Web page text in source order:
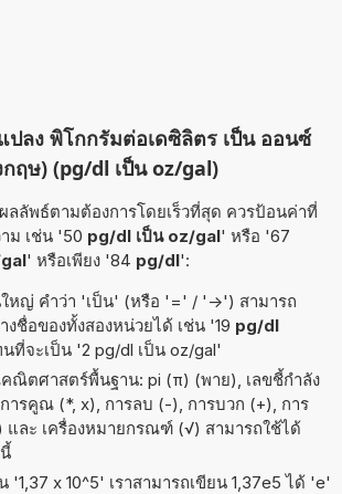
ปลง พิโกกรัมต่อเดซิลิตร เป็น ออนซ์
ฤษ) (pg/dl เป็น oz/gal)
ลลัพธ์ตามต้องการโดยเร็วที่สุด ควรป้อนค่าที่
ม เช่น '50 pg/dl เป็น oz/gal' หรือ '67
' หรือเพียง '84 pg/dl':
หญ่ คำว่า 'เป็น' (หรือ '=' / '->') สามารถ
งชื่อของทั้งสองหน่วยได้ เช่น '19 pg/dl
ที่จะเป็น '2 pg/dl เป็น oz/gal'
ณิตศาสตร์พื้นฐาน: pi (π) (พาย), เลขชี้กำลัง
การคูณ (*, x), การลบ (-), การบวก (+), การ
และ เครื่องหมายกรณฑ์ (√) สามารถใช้ได้
'1,37 x 10^5' เราสามารถเขียน 1,37e5 ได้ 'e'